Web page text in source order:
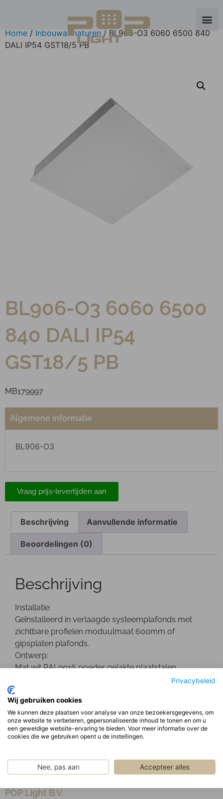
Privacybeleid
Wij gebruiken cookies
We kunnen deze plaatsen voor analyse van onze bezoekersgegevens, om
onze website te verbeteren, gepersonaliseerde inhoud te tonen en om u
een geweldige website-ervaring te bieden. Voor meer informatie over de
cookies die we gebruiken opent u de instellingen.
Nee, pas aan Accepteer alles
Home / Inbouwarmaturen / BL906-O3 6060 6500 840
DALI IP54 GST18/5 PB
BL906-O3 6060 6500
840 DALI IP54
GST18/5 PB
MB179997
Algemene informatie
BL906-O3
Vraag prijs-levertijden aan
Beschrijving Aanvullende informatie
Beoordelingen (0)
Beschrijving
Installatie:
Geïnstalleerd in verlaagde systeemplafonds met
zichtbare profielen moduulmaat 600mm of
gipsplaten plafonds.
Ontwerp:
Mat wit RAL9016 poeder gelakte plaatstalen
De opaal PMMA afscherming garandeert een
uniforme schaduwvrije verlichting uit het armatuur.
LED type: SMD
POP Light B.V.